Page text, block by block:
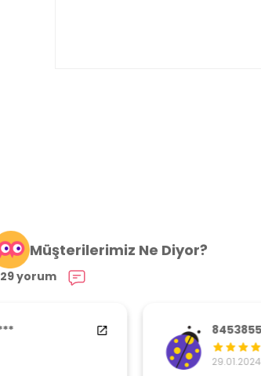
Müşterilerimiz Ne Diyor?
29 yorum
84538554